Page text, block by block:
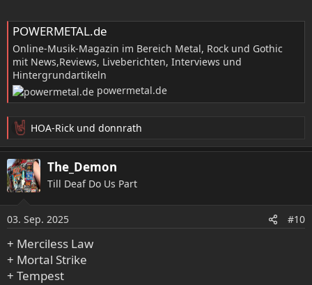
POWERMETAL.de
Online-Musik-Magazin im Bereich Metal, Rock und Gothic
mit News,Reviews, Liveberichten, Interviews und
Hintergrundartikeln
powermetal.de
R
e
a
k
t
o
n
n
HOA-Rick und donnrath
The_Demon
Till Deaf Do Us Part
03. Sep. 2025 #10
+ Merciless Law
+ Mortal Strike
+ Tempest